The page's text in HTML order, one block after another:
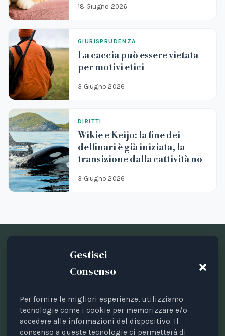
Gestisci
Consenso
Per fornire le migliori esperienze, utilizziamo
tecnologie come i cookie per memorizzare e/o
accedere alle informazioni del dispositivo. Il
consenso a queste tecnologie ci permetterà di
18 Giugno 2026
GIURISPRUDENZA
La caccia può essere vietata
per motivi etici
3 Giugno 2026
DIRITTI
Wikie e Keijo: la fine dei
delfinari è già iniziata, la
transizione dalla cattività no
3 Giugno 2026
Testata periodica registrata presso il Tribunale di Bari
n. 8/2023 del 18/09/2023.